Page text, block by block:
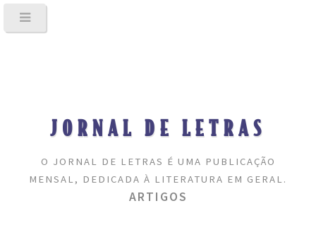
JORNAL DE LETRAS
O JORNAL DE LETRAS É UMA PUBLICAÇÃO
MENSAL, DEDICADA À LITERATURA EM GERAL.
ARTIGOS